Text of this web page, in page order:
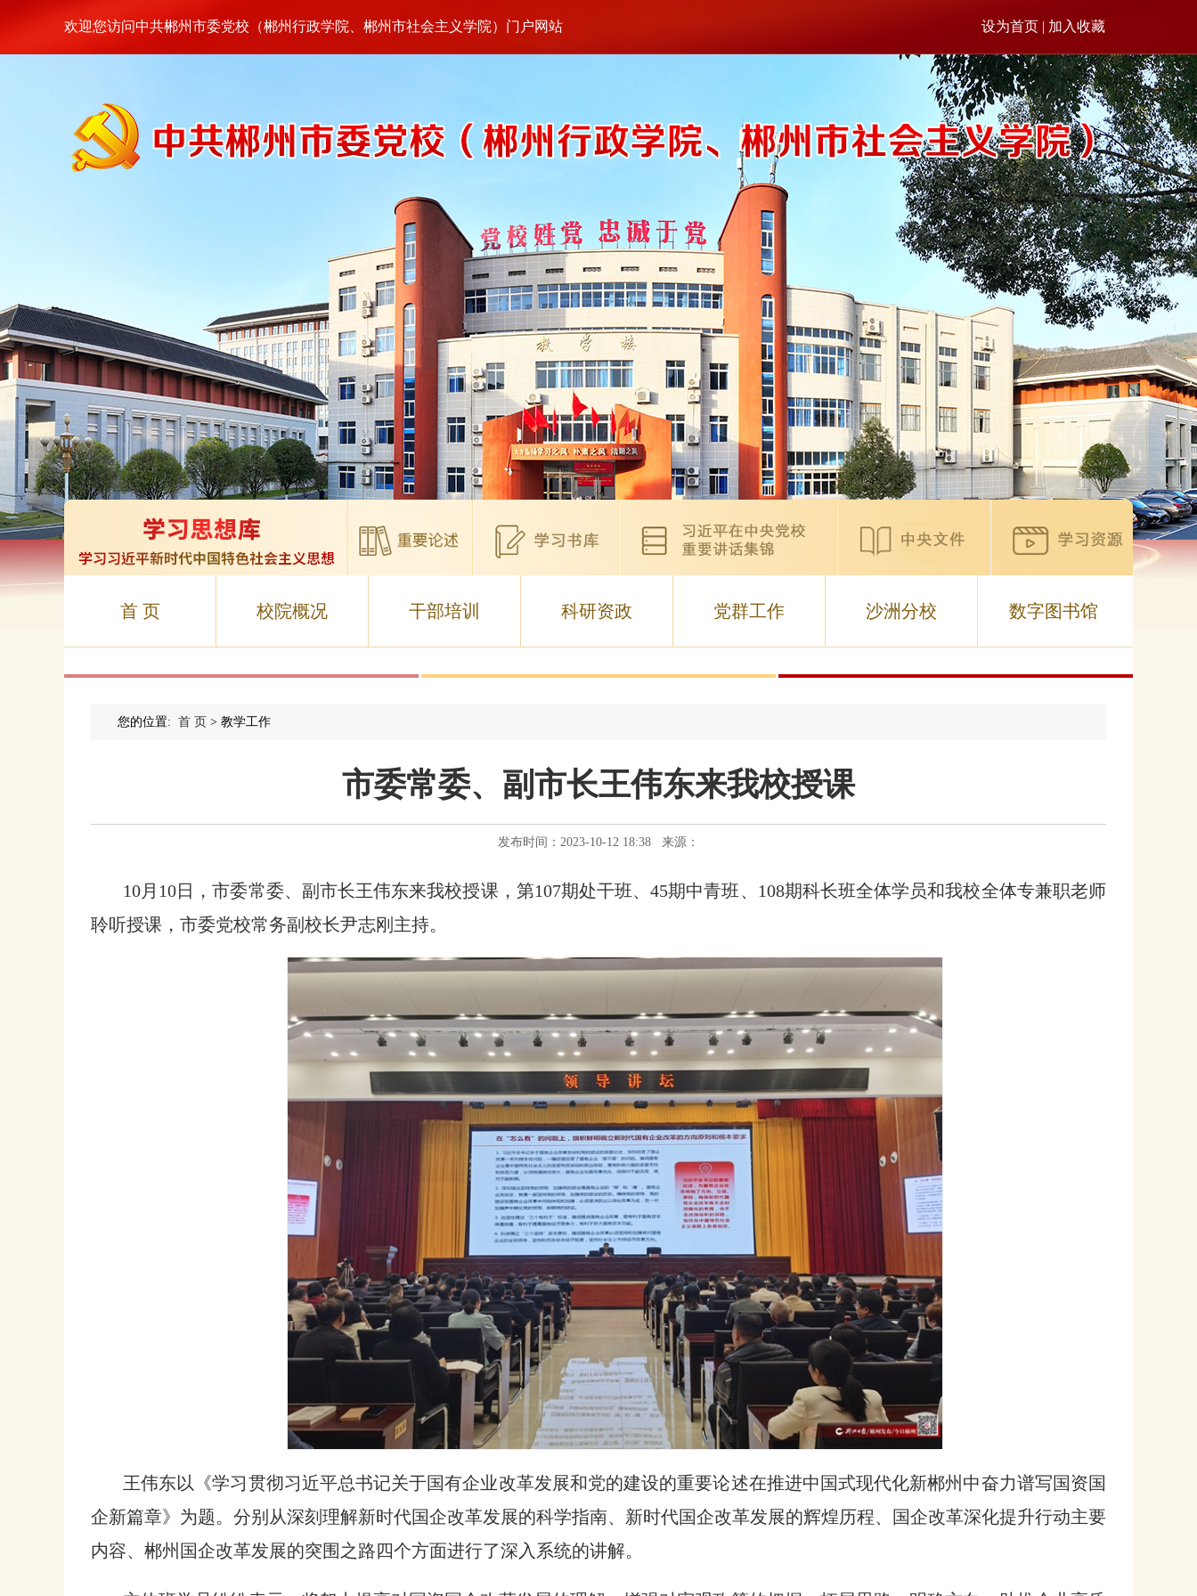
欢迎您访问中共郴州市委党校（郴州行政学院、郴州市社会主义学院）门户网站 设为首页 | 加入收藏
首 页 校院概况 干部培训 科研资政 党群工作 沙洲分校 数字图书馆
您的位置: 首 页 > 教学工作
市委常委、副市长王伟东来我校授课
发布时间：2023-10-12 18:38 来源：
10月10日，市委常委、副市长王伟东来我校授课，第107期处干班、45期中青班、108期科长班全体学员和我校全体专兼职老师
聆听授课，市委党校常务副校长尹志刚主持。
王伟东以《学习贯彻习近平总书记关于国有企业改革发展和党的建设的重要论述在推进中国式现代化新郴州中奋力谱写国资国
企新篇章》为题。分别从深刻理解新时代国企改革发展的科学指南、新时代国企改革发展的辉煌历程、国企改革深化提升行动主要
内容、郴州国企改革发展的突围之路四个方面进行了深入系统的讲解。